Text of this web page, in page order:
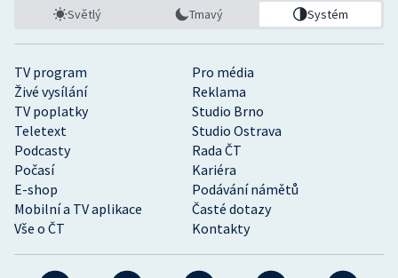
TV program
Pro média
Živé vysílání
Reklama
TV poplatky
Studio Brno
Teletext
Studio Ostrava
Podcasty
Rada ČT
Počasí
Kariéra
E-shop
Podávání námětů
Mobilní a TV aplikace
Časté dotazy
Vše o ČT
Kontakty
Světlý Tmavý Systém